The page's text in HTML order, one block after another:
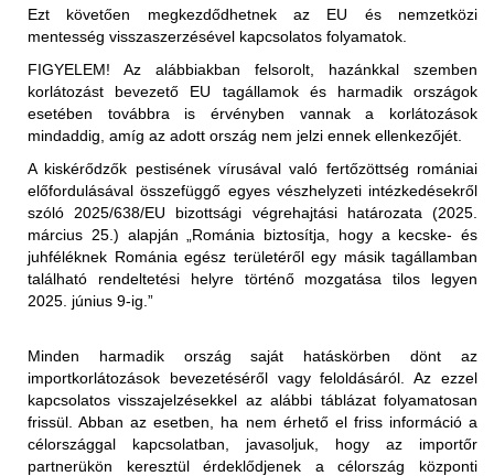
Ezt követően megkezdődhetnek az EU és nemzetközi
mentesség visszaszerzésével kapcsolatos folyamatok.
FIGYELEM! Az alábbiakban felsorolt, hazánkkal szemben
korlátozást bevezető EU tagállamok és harmadik országok
esetében továbbra is érvényben vannak a korlátozások
mindaddig, amíg az adott ország nem jelzi ennek ellenkezőjét.
A kiskérődzők pestisének vírusával való fertőzöttség romániai
előfordulásával összefüggő egyes vészhelyzeti intézkedésekről
szóló 2025/638/EU bizottsági végrehajtási határozata (2025.
március 25.) alapján „Románia biztosítja, hogy a kecske- és
juhféléknek Románia egész területéről egy másik tagállamban
található rendeltetési helyre történő mozgatása tilos legyen
2025. június 9-ig.”
Minden harmadik ország saját hatáskörben dönt az
importkorlátozások bevezetéséről vagy feloldásáról. Az ezzel
kapcsolatos visszajelzésekkel az alábbi táblázat folyamatosan
frissül. Abban az esetben, ha nem érhető el friss információ a
célországgal kapcsolatban, javasoljuk, hogy az importőr
partnerükön keresztül érdeklődjenek a célország központi
Korlátozott terület:
Magyarország teljes területe (2025.01.29-én érkezett
értesítés alapján)
Korlátozott állat/ termék:
2025.01.29-től kezdődően:
Az Egyesült Királyság ideiglenes korlátozásokat
vezetett be Magyarország teljes területéről Nagy-
behozatalára. A korlátozás kiterjed:
- élő juh- és kecskék
- juhok és kecskék szaporítóanyagai (sperma,
embriók, petesejtek)
- juh- és kecsketej és nyers tejtermékek
- juh és kecske termékek személyes, utasforgalmi
a nem hőkezelt vörös hús és az abból készült termékek
(juh- és kecskehús) behozatala a nem fertőzött
szerint) megengedett, feltéve, hogy az exportáló ország
illetékes hatóságai állategészségügyi bizonyítványban
igazolják az alábbiakat:
"Az élő állatok, amelyekből a hús származik, az
Állategészségügyi Világszervezet (WOAH) által
elismert PPR-mentes övezetből származnak,".
vagy
"Az élő állatok, amelyekből a hús származik, a
klinikai tüneteit."
a nem hőkezelt (juh- és kecske)tej és az abból készült
termékek behozatala a nem fertőzött területekről (az első
közigazgatási egység "vármegye" szerint) megengedett,
feltéve, hogy az exportáló ország illetékes hatóságai
Korlátozott terület: